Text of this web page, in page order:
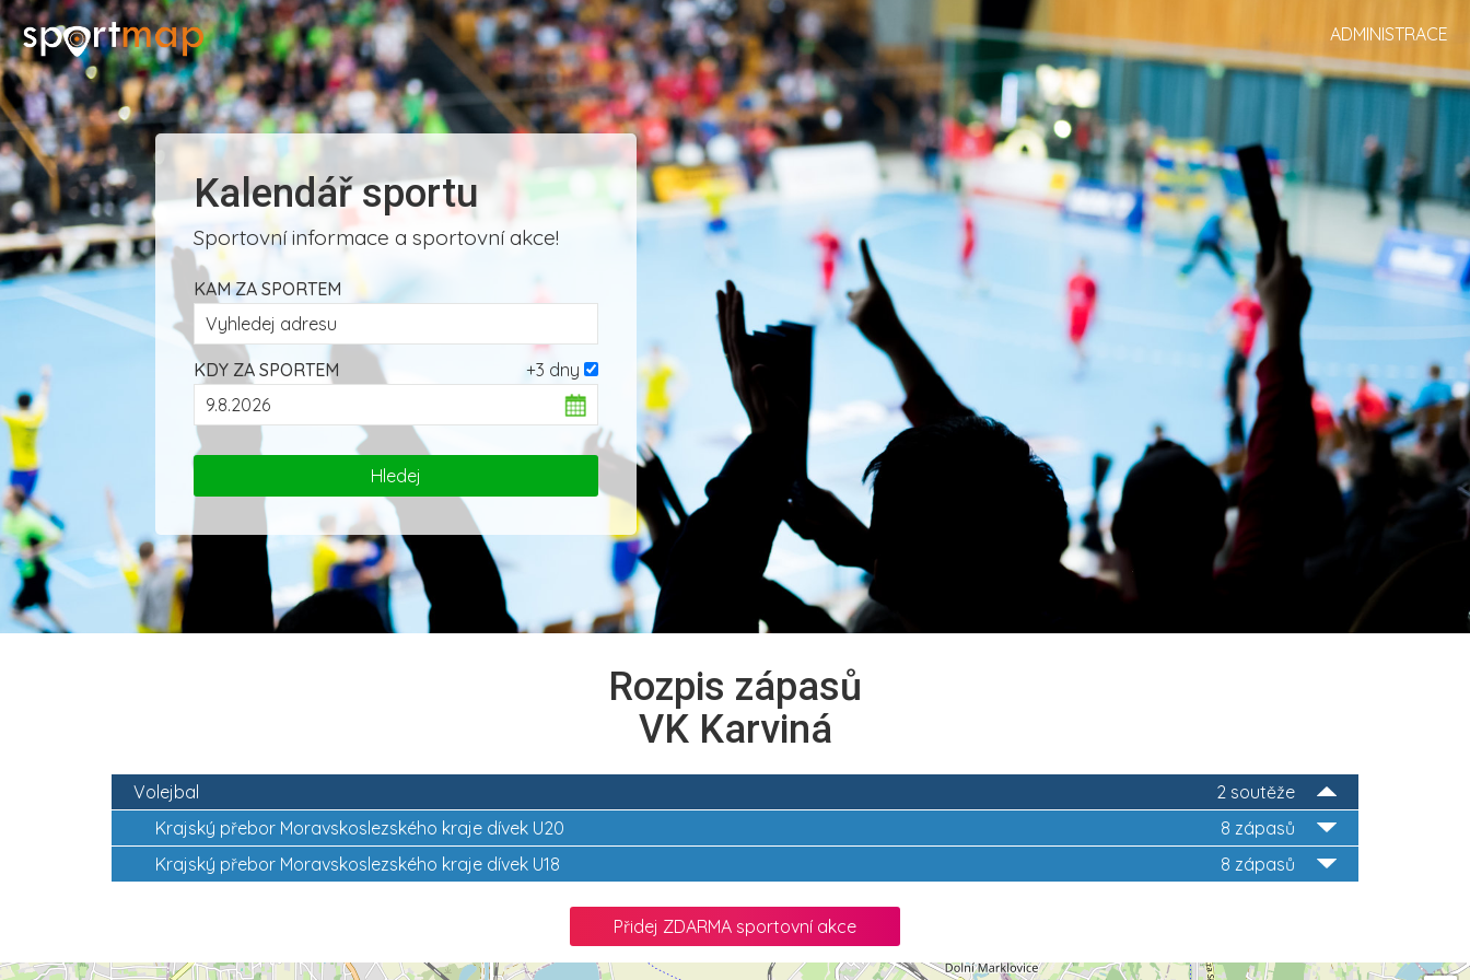
ADMINISTRACE
Kalendář sportu
Sportovní informace a sportovní akce!
KAM ZA SPORTEM
+3 dny
KDY ZA SPORTEM
Rozpis zápasů
VK Karviná
2 soutěže
Volejbal
8 zápasů
Krajský přebor Moravskoslezského kraje dívek U20
8 zápasů
Krajský přebor Moravskoslezského kraje dívek U18
Přidej ZDARMA sportovní akce